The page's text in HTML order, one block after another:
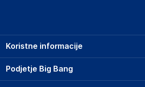
Podjetje Big Bang
Koristne informacije
Prodajna mesta